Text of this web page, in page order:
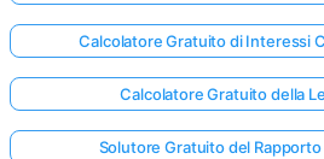
Calcolatore Gratuito di Interessi
Calcolatore Gratuito della
Solutore Gratuito del